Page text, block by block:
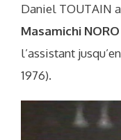
Daniel TOUTAIN
Masamichi
l’assistant
1976).